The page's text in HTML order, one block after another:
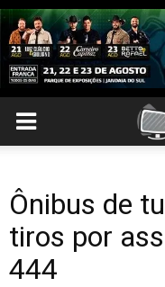
Ônibus de
tiros por
444